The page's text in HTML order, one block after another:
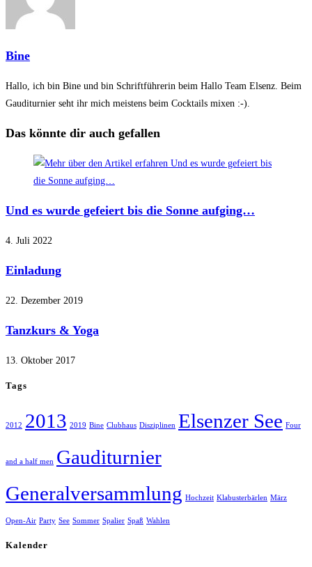
Bine
Hallo, ich bin Bine und bin Schriftführerin beim Hallo Team Elsenz. Beim
Gauditurnier seht ihr mich meistens beim Cocktails mixen :-).
Das könnte dir auch gefallen
Und es wurde gefeiert bis die Sonne aufging…
4. Juli 2022
Einladung
22. Dezember 2019
Tanzkurs & Yoga
13. Oktober 2017
Tags
2012 2013 2019 Bine Clubhaus Disziplinen Elsenzer See Four
and a half men Gauditurnier
Generalversammlung Hochzeit Klabusterbärlen März
Open-Air Party See Sommer Spalier Spaß Wahlen
Kalender